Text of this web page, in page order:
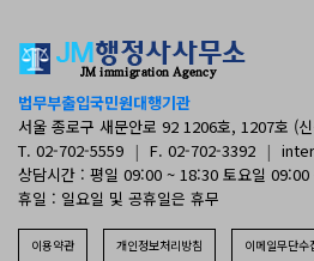
법무부출입국민원대행기관
서울 종로구 새문안로 92 1206호, 1207호 (
T. 02-702-5559 | F. 02-702-3392 |
상담시간 : 평일 09:00 ~ 18:30 토요일
휴일 : 일요일 및 공휴일은 휴무
이용약관 개인정보처리방침 이메일무단수